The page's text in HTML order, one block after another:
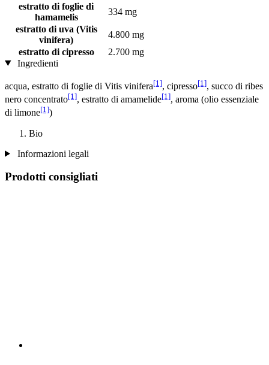
estratto di foglie di
hamamelis
334 mg
estratto di uva (Vitis
vinifera)
4.800 mg
estratto di cipresso
2.700 mg
Ingredienti
acqua, estratto di foglie di Vitis vinifera[1], cipresso[1], succo di ribes
nero concentrato[1], estratto di amamelide[1], aroma (olio essenziale
di limone[1])
Bio
Informazioni legali
Prodotti consigliati